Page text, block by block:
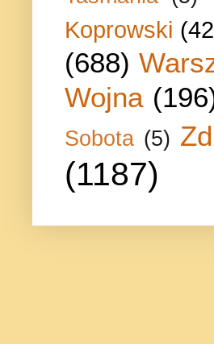
Koprowski
(688)
Wojna
Sobota (5)
(1187)